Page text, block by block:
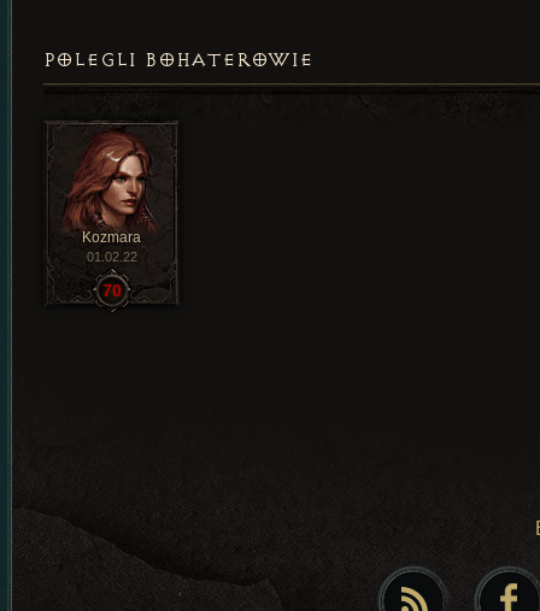
POLEGLI BOHATEROWIE
Kozmara
01.02.22
70